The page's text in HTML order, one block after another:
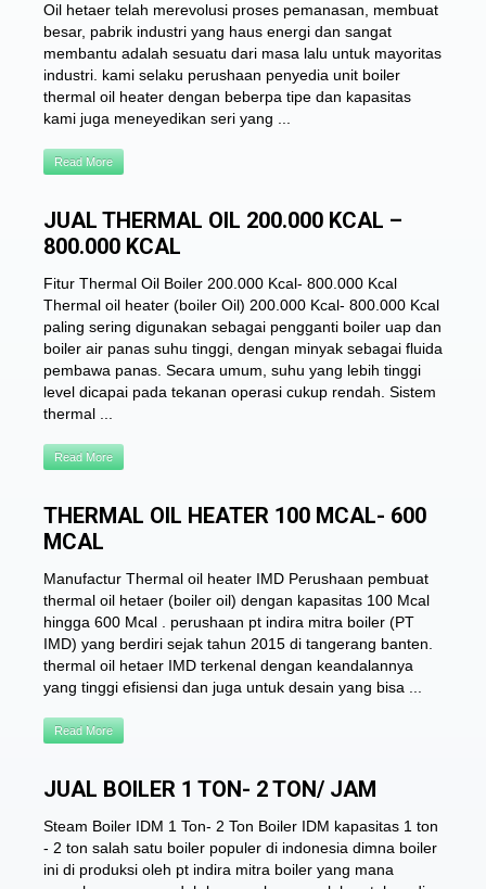
Oil hetaer telah merevolusi proses pemanasan, membuat
besar, pabrik industri yang haus energi dan sangat
membantu adalah sesuatu dari masa lalu untuk mayoritas
industri. kami selaku perushaan penyedia unit boiler
thermal oil heater dengan beberpa tipe dan kapasitas
kami juga meneyedikan seri yang ...
Read More
JUAL THERMAL OIL 200.000 KCAL –
800.000 KCAL
Fitur Thermal Oil Boiler 200.000 Kcal- 800.000 Kcal
Thermal oil heater (boiler Oil) 200.000 Kcal- 800.000 Kcal
paling sering digunakan sebagai pengganti boiler uap dan
boiler air panas suhu tinggi, dengan minyak sebagai fluida
pembawa panas. Secara umum, suhu yang lebih tinggi
level dicapai pada tekanan operasi cukup rendah. Sistem
thermal ...
Read More
THERMAL OIL HEATER 100 MCAL- 600
MCAL
Manufactur Thermal oil heater IMD Perushaan pembuat
thermal oil hetaer (boiler oil) dengan kapasitas 100 Mcal
hingga 600 Mcal . perushaan pt indira mitra boiler (PT
IMD) yang berdiri sejak tahun 2015 di tangerang banten.
thermal oil hetaer IMD terkenal dengan keandalannya
yang tinggi efisiensi dan juga untuk desain yang bisa ...
Read More
JUAL BOILER 1 TON- 2 TON/ JAM
Steam Boiler IDM 1 Ton- 2 Ton Boiler IDM kapasitas 1 ton
- 2 ton salah satu boiler populer di indonesia dimna boiler
ini di produksi oleh pt indira mitra boiler yang mana